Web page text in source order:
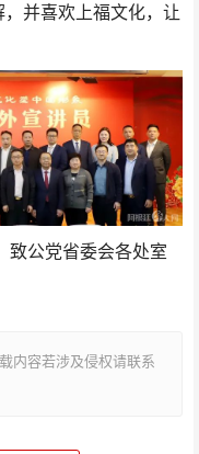
并喜欢上福文化，让
致公党省委会各处室
内容若涉及侵权请联系